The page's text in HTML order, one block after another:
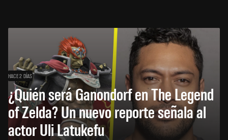
HACE 2 DÍAS
¿Quién será Ganondorf en The Legend
of Zelda? Un nuevo reporte señala al
actor Uli Latukefu